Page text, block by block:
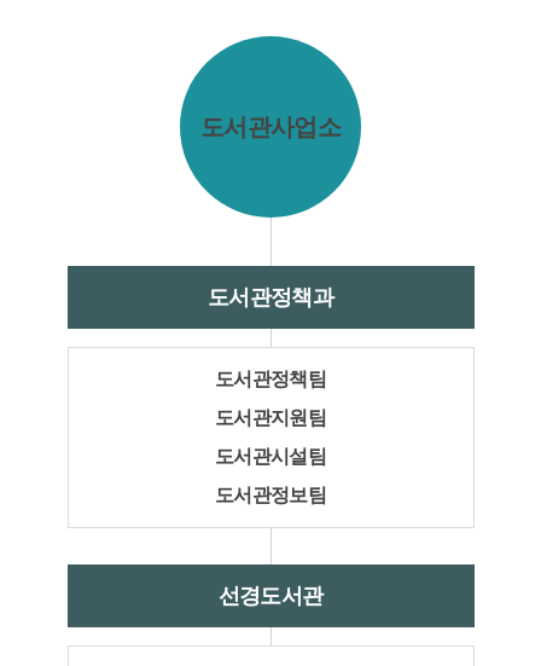
도서관사업소
도서관정책과
도서관정책팀
도서관지원팀
도서관시설팀
도서관정보팀
선경도서관